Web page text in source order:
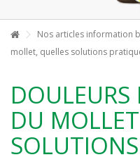
Nos articles information
mollet, quelles solutions
DOULEURS
DU